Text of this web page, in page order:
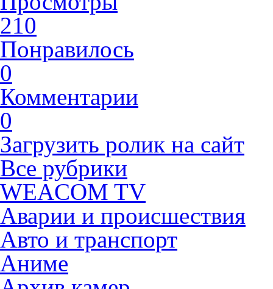
210
Понравилось
0
Комментарии
0
Загрузить ролик на сайт
Все рубрики
WEACOM TV
Аварии и происшествия
Авто и транспорт
Аниме